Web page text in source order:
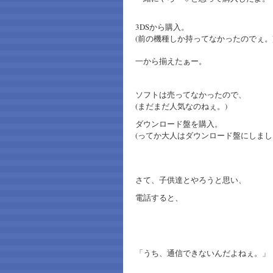
3DSから購入。
(前の機種しか持ってなかったのでぇ
一から揃えたぁー。
ソフトは売ってなかったので、
(まだまだ人気なのねぇ。)
ダウンロード盤を購入。
(ってか大人はダウンロード盤にしま
さて、子供達とやろうと思い、
電話すると、
「うち、通信できないんだよねぇ。」